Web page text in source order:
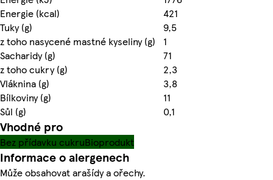
Energie (kcal)
421
Tuky (g)
9,5
z toho nasycené mastné kyseliny (g)
1
Sacharidy (g)
71
z toho cukry (g)
2,3
Vláknina (g)
3,8
Bílkoviny (g)
11
Sůl (g)
0,1
Vhodné pro
Bez přídavku cukruBioprodukt
Informace o alergenech
Může obsahovat arašídy a ořechy.